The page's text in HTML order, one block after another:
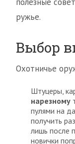
ружье.
Выбор
Охотничье
Штуцеры,
нарезному
пулями на
получить
лишь после
новички